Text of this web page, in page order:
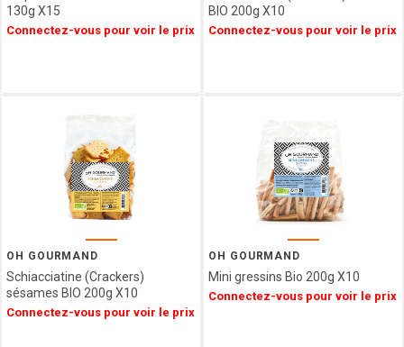
MESSORI
BREBION
SPARKTEEZ
DELICIEUSE
SAVONNERIE
DE BORMES
130g X15
Connectez-vous pour voir le prix
BIO 200g X10
Connectez-vous pour voir le prix
OH GOURMAND
Schiacciatine (Crackers)
sésames BIO 200g X10
Connectez-vous pour voir le prix
OH GOURMAND
Mini gressins Bio 200g X10
Connectez-vous pour voir le prix